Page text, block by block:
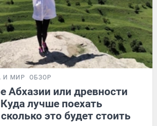
И МИР ОБЗОР
Абхазии или древности
лучше поехать
это будет стоить